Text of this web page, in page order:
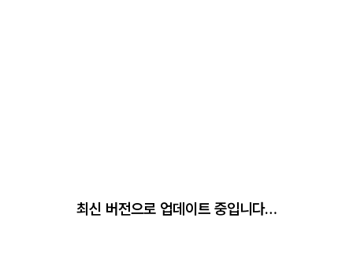
최신 버전으로 업데이트 중입니다…